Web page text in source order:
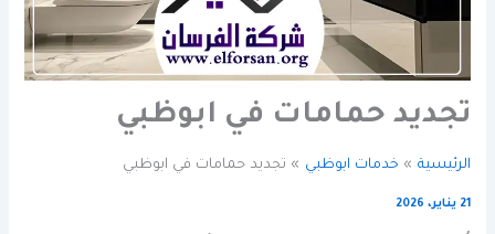
تجديد حمامات في ابوظبي
الرئيسية خدمات ابوظبي تجديد حمامات في ابوظبي
21 يناير، 2026